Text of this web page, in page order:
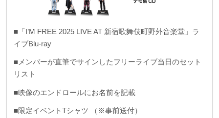
■「I’M FREE 2025 LIVE AT 新宿歌舞伎町野外音楽堂」ラ
イブBlu-ray
■メンバーが直筆でサインしたフリーライブ当日のセット
リスト
■映像のエンドロールにお名前を記載
■限定イベントTシャツ （※事前送付）